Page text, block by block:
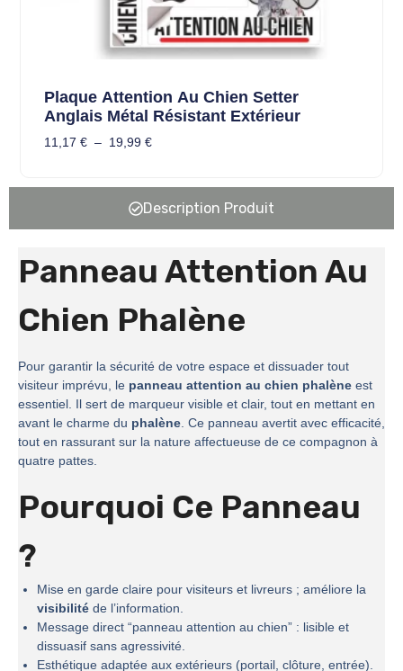
Plaque Attention Au Chien Setter
Anglais Métal Résistant Extérieur
11,17 € – 19,99 €
Description Produit
Panneau Attention Au
Chien Phalène
Pour garantir la sécurité de votre espace et dissuader tout
visiteur imprévu, le panneau attention au chien phalène est
essentiel. Il sert de marqueur visible et clair, tout en mettant en
avant le charme du phalène. Ce panneau avertit avec efficacité,
tout en rassurant sur la nature affectueuse de ce compagnon à
quatre pattes.
Pourquoi Ce Panneau
?
Mise en garde claire pour visiteurs et livreurs ; améliore la
visibilité de l’information.
Message direct “panneau attention au chien” : lisible et
dissuasif sans agressivité.
Esthétique adaptée aux extérieurs (portail, clôture, entrée).